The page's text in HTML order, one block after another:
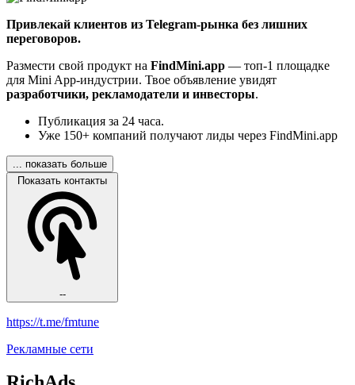
Привлекай клиентов из Telegram-рынка без лишних
переговоров.
Размести свой продукт на FindMini.app — топ-1 площадке
для Mini App-индустрии. Твое объявление увидят
разработчики, рекламодатели и инвесторы.
Публикация за 24 часа.
Уже 150+ компаний получают лиды через FindMini.app
... показать больше
Показать контакты
--
https://t.me/fmtune
Рекламные сети